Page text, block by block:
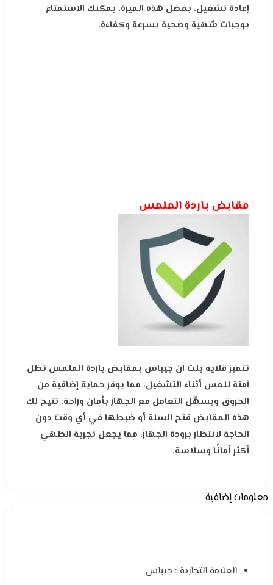
إعادة تشغيل. بفضل هذه الميزة، يمكنك الاستمتاع
بوجبات شهية وصحية بسرعة وكفاءة.
مقابض باردة الملمس
تتميز قلايه بلت ان جيباس بمقابض باردة الملمس تظل
آمنة للمس أثناء التشغيل، مما يوفر حماية إضافية من
الحروق ويسهّل التعامل مع الجهاز بأمان وراحة. تتيح لك
هذه المقابض فتح السلة أو ضبطها في أي وقت دون
الحاجة لانتظار برودة الجهاز، مما يجعل تجربة الطهي
أكثر أمانًا وسلاسة.
معلومات إضافية
العلامة التجارية : جيباس